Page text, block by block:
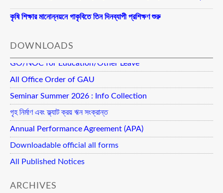
কৃষি শিক্ষার মানোন্নয়নে গাকৃবিতে তিন দিনব্যাপী প্রশিক্ষণ শুরু
DOWNLOADS
GO/NOC for Education/Other Leave
All Office Order of GAU
Seminar Summer 2026 : Info Collection
গৃহ নির্মাণ এবং ফ্ল্যাট ক্রয় ঋন সংক্রান্ত
Annual Performance Agreement (APA)
Downloadable official all forms
All Published Notices
ARCHIVES